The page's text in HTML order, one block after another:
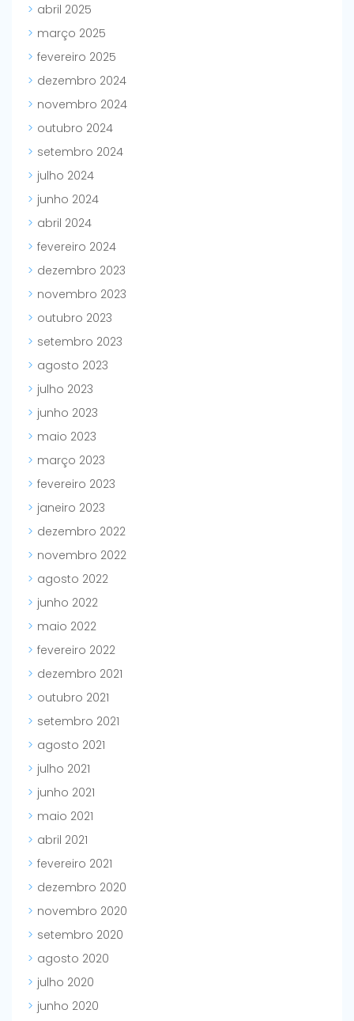
abril 2025
março 2025
fevereiro 2025
dezembro 2024
novembro 2024
outubro 2024
setembro 2024
julho 2024
junho 2024
abril 2024
fevereiro 2024
dezembro 2023
novembro 2023
outubro 2023
setembro 2023
agosto 2023
julho 2023
junho 2023
maio 2023
março 2023
fevereiro 2023
janeiro 2023
dezembro 2022
novembro 2022
agosto 2022
junho 2022
maio 2022
fevereiro 2022
dezembro 2021
outubro 2021
setembro 2021
agosto 2021
julho 2021
junho 2021
maio 2021
abril 2021
fevereiro 2021
dezembro 2020
novembro 2020
setembro 2020
agosto 2020
julho 2020
junho 2020